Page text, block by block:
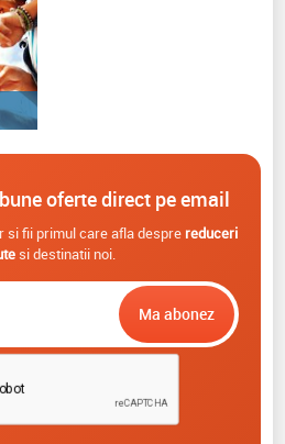
oferte direct pe email
si fii primul care afla despre reduceri
si destinatii noi.